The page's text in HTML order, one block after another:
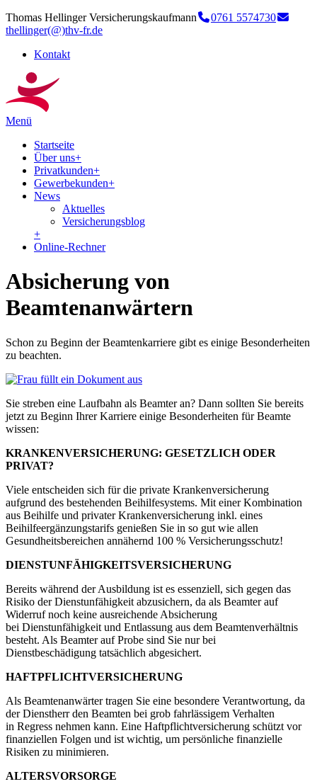
Thomas Hellinger Versicherungskaufmann
0761 5574730
thellinger(@)thv-fr.de
Kontakt
Menü
Startseite
Über uns+
Privatkunden+
Gewerbekunden+
News
Aktuelles
Versicherungsblog
+
Online-Rechner
Absicherung von
Beamtenanwärtern
Schon zu Beginn der Beamtenkarriere gibt es einige Besonderheiten
zu beachten.
Sie streben eine Laufbahn als Beamter an? Dann sollten Sie bereits
jetzt zu Beginn Ihrer Karriere einige Besonderheiten für Beamte
wissen:
KRANKENVERSICHERUNG: GESETZLICH ODER
PRIVAT?
Viele entscheiden sich für die private Krankenversicherung
aufgrund des bestehenden Beihilfesystems. Mit einer Kombination
aus Beihilfe und privater Krankenversicherung inkl. eines
Beihilfeergänzungstarifs genießen Sie in so gut wie allen
Gesundheitsbereichen annähernd 100 % Versicherungsschutz!
DIENSTUNFÄHIGKEITSVERSICHERUNG
Bereits während der Ausbildung ist es essenziell, sich gegen das
Risiko der Dienstunfähigkeit abzusichern, da als Beamter auf
Widerruf noch keine ausreichende Absicherung
bei Dienstunfähigkeit und Entlassung aus dem Beamtenverhältnis
besteht. Als Beamter auf Probe sind Sie nur bei
Dienstbeschädigung tatsächlich abgesichert.
HAFTPFLICHTVERSICHERUNG
Als Beamtenanwärter tragen Sie eine besondere Verantwortung, da
der Dienstherr den Beamten bei grob fahrlässigem Verhalten
in Regress nehmen kann. Eine Haftpflichtversicherung schützt vor
finanziellen Folgen und ist wichtig, um persönliche finanzielle
Risiken zu minimieren.
ALTERSVORSORGE